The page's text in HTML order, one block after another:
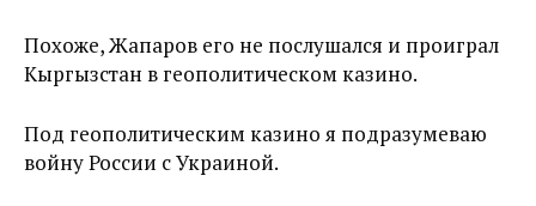
Похоже, Жапаров его не послушался и проиграл
Кыргызстан в геополитическом казино.
Под геополитическим казино я подразумеваю
войну России с Украиной.